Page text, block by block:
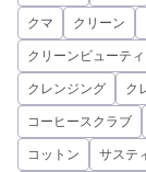
クマ クリーン
クリーンビューテ
クレンジング ク
コーヒースクラブ
コットン サステ